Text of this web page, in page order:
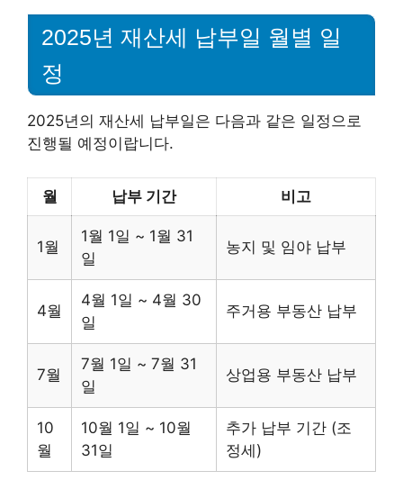
2025년 재산세 납부일 월별 일
정
2025년의 재산세 납부일은 다음과 같은 일정으로
진행될 예정이랍니다.
월 납부 기간 비고
1월
1월 1일 ~ 1월 31
일
농지 및 임야 납부
4월
4월 1일 ~ 4월 30
일
주거용 부동산 납부
7월
7월 1일 ~ 7월 31
일
상업용 부동산 납부
10
월
10월 1일 ~ 10월
31일
추가 납부 기간 (조
정세)